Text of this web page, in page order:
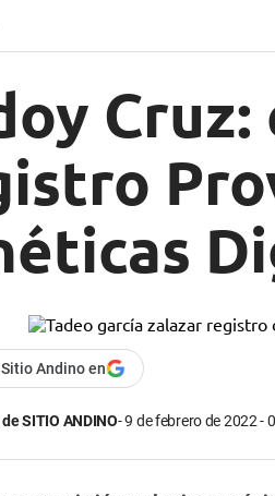
Andino en
SITIO ANDINO 9 de febrero de 2022 -